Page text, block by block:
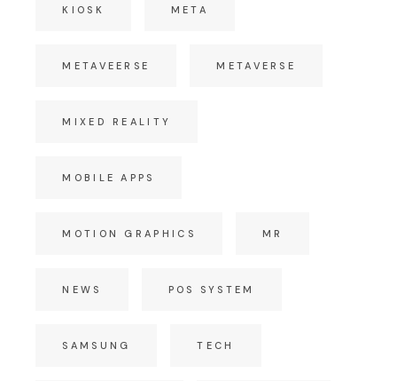
KIOSK META
METAVEERSE METAVERSE
MIXED REALITY
MOBILE APPS
MOTION GRAPHICS MR
NEWS POS SYSTEM
SAMSUNG TECH